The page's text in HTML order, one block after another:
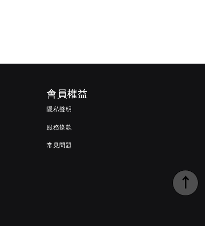
會員權益
隱私聲明
服務條款
常見問題
↑